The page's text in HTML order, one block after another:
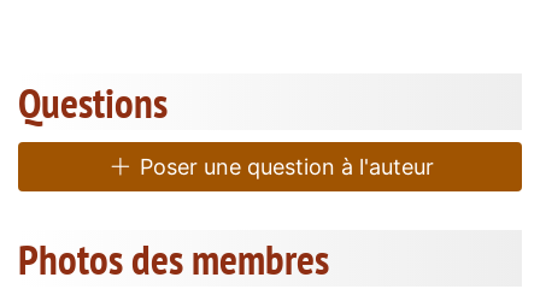
Questions
Poser une question à l'auteur
Photos des membres